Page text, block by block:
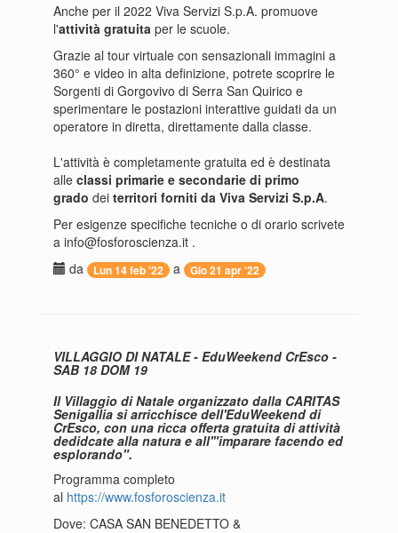
Anche per il 2022 Viva Servizi S.p.A. promuove
l'attività gratuita per le scuole.
Grazie al tour virtuale con sensazionali immagini a
360° e video in alta definizione, potrete scoprire le
Sorgenti di Gorgovivo di Serra San Quirico e
sperimentare le postazioni interattive guidati da un
operatore in diretta, direttamente dalla classe.
L'attività è completamente gratuita ed è destinata
alle classi primarie e secondarie di primo
grado dei territori forniti da Viva Servizi S.p.A.
Per esigenze specifiche tecniche o di orario scrivete
a info@fosforoscienza.it .
da
Lun 14 feb '22 a Gio 21 apr '22
VILLAGGIO DI NATALE - EduWeekend CrEsco -
SAB 18 DOM 19
Il Villaggio di Natale organizzato dalla CARITAS
Senigallia si arricchisce dell'EduWeekend di
CrEsco, con una ricca offerta gratuita di attività
dedidcate alla natura e all'"imparare facendo ed
esplorando".
Programma completo
al https://www.fosforoscienza.it
Dove: CASA SAN BENEDETTO &